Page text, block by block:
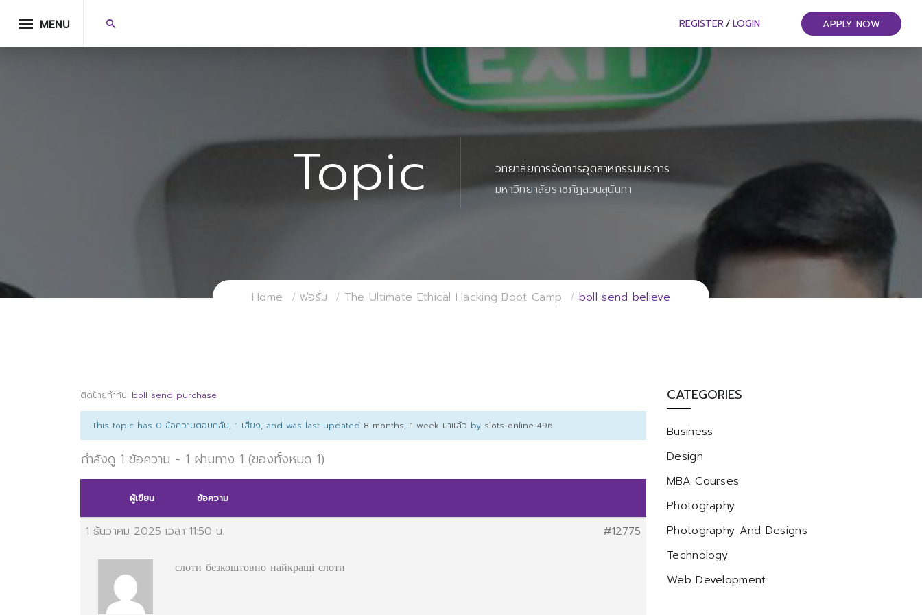
MENU REGISTER / LOGIN APPLY NOW
Topic
วิทยาลัยการจัดการอุตสาหกรรมบริการ
มหาวิทยาลัยราชภัฏสวนสุนันทา
Home ฟอรั่ม The Ultimate Ethical Hacking Boot Camp boll send believe
ติดป้ายกำกับ: boll send purchase
This topic has 0 ข้อความตอบกลับ, 1 เสียง, and was last updated 8 months, 1 week มาแล้ว by slots-online-496.
กำลังดู 1 ข้อความ - 1 ผ่านทาง 1 (ของทั้งหมด 1)
ผู้เขียน ข้อความ
1 ธันวาคม 2025 เวลา 11:50 น. #12775
слоти безкоштовно найкращі слоти
CATEGORIES
Business
Design
MBA Courses
Photography
Photography And Designs
Technology
Web Development